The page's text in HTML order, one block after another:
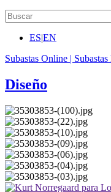
ES|EN
Subastas Online |
Diseño